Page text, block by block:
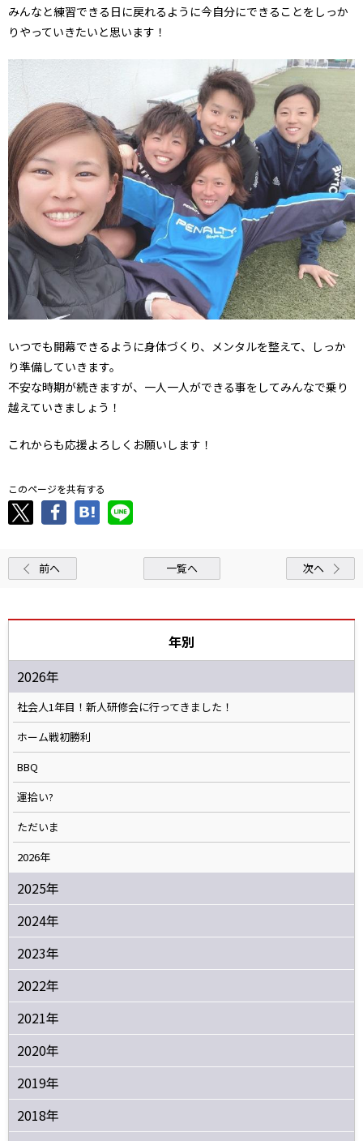
みんなと練習できる日に戻れるように今自分にできることをしっか
りやっていきたいと思います！
いつでも開幕できるように身体づくり、メンタルを整えて、しっか
り準備していきます。
不安な時期が続きますが、一人一人ができる事をしてみんなで乗り
越えていきましょう！
これからも応援よろしくお願いします！
このページを共有する
前へ 一覧へ 次へ
年別
2026年
社会人1年目！新人研修会に行ってきました！
ホーム戦初勝利
BBQ
運拾い?
ただいま
2026年
2025年
2024年
2023年
2022年
2021年
2020年
2019年
2018年